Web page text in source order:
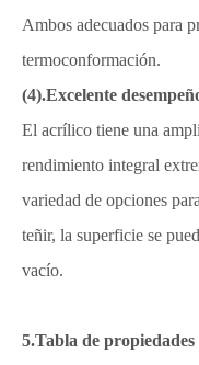
Ambos adecuados para
termoconformación.
(4).Excelente
El acrílico tiene una
rendimiento integral
variedad de opciones
teñir, la superficie se
vacío.
5.Tabla de propiedades